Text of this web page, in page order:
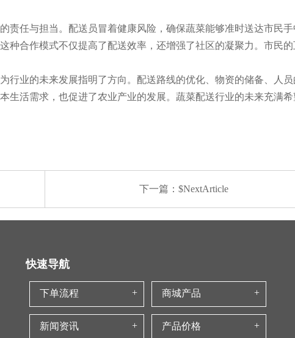
责任与担当。配送员冒着健康风险，确保蔬菜能够准时送达市民
种合作模式不仅提高了配送效率，还增强了社区的凝聚力。市民
行业的未来发展指明了方向。配送路线的优化、物资的储备、人
生活需求，也促进了农业产业的发展。蔬菜配送行业的未来充满
下一篇：$NextArticle
快速导航
下单流程 商城产品
新闻资讯 产品价格